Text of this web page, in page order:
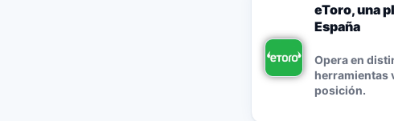
eToro, una
España
Opera en
herramientas
posición.